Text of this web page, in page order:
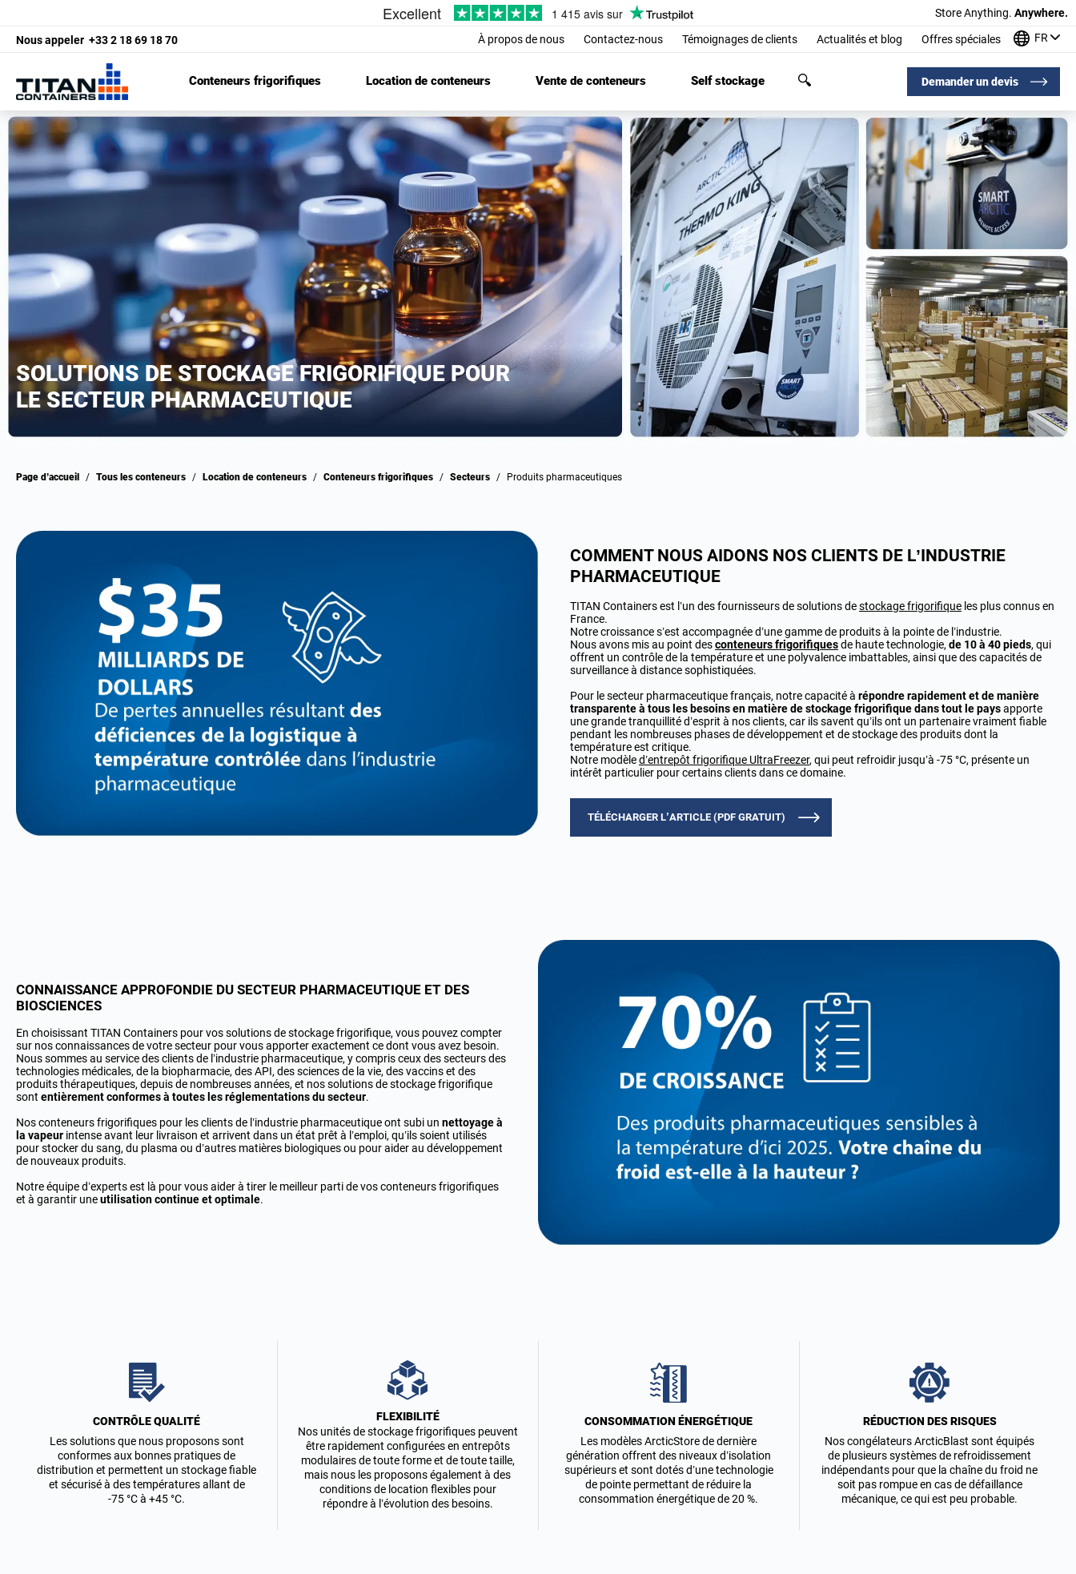
Store Anything. Anywhere.
Nous appeler +33 2 18 69 18 70 À propos de nous Contactez-nous Témoignages de clients Actualités et blog Offres spéciales FR
Conteneurs frigorifiques Location de conteneurs Vente de conteneurs Self stockage Demander un devis
SOLUTIONS DE STOCKAGE FRIGORIFIQUE POUR
LE SECTEUR PHARMACEUTIQUE
Page d’accueil / Tous les conteneurs / Location de conteneurs / Conteneurs frigorifiques / Secteurs / Produits pharmaceutiques
COMMENT NOUS AIDONS NOS CLIENTS DE L’INDUSTRIE
PHARMACEUTIQUE
TITAN Containers est l’un des fournisseurs de solutions destockage frigorifique les plus connus en
France.
Notre croissance s’est accompagnée d’une gamme de produits à la pointe de l’industrie.
Nous avons mis au point desconteneurs frigorifiquesde haute technologie,de 10 à 40 pieds, qui
offrent un contrôle de la température et une polyvalence imbattables, ainsi que des capacités de
surveillance à distance sophistiquées.
Pour le secteur pharmaceutique français, notre capacité à répondre rapidement et de manière
transparente à tous les besoins en matière de stockage frigorifique dans tout le paysapporte
une grande tranquillité d’esprit à nos clients, car ils savent qu’ils ont un partenaire vraiment fiable
pendant les nombreuses phases de développement et de stockage des produits dont la
température est critique.
Notre modèled’entrepôt frigorifique UltraFreezer, qui peut refroidir jusqu’à -75 °C, présente un
intérêt particulier pour certains clients dans ce domaine.
TÉLÉCHARGER L’ARTICLE (PDF GRATUIT)
CONNAISSANCE APPROFONDIE DU SECTEUR PHARMACEUTIQUE ET DES
BIOSCIENCES
En choisissant TITAN Containers pour vos solutions de stockage frigorifique, vous pouvez compter
sur nos connaissances de votre secteur pour vous apporter exactement ce dont vous avez besoin.
Nous sommes au service des clients de l’industrie pharmaceutique, y compris ceux des secteurs des
technologies médicales, de la biopharmacie, des API, des sciences de la vie, des vaccins et des
produits thérapeutiques, depuis de nombreuses années, et nos solutions de stockage frigorifique
sont entièrement conformes à toutes les réglementations du secteur.
Nos conteneurs frigorifiques pour les clients de l’industrie pharmaceutique ont subi un nettoyage à
la vapeur intense avant leur livraison et arrivent dans un état prêt à l’emploi, qu’ils soient utilisés
pour stocker du sang, du plasma ou d’autres matières biologiques ou pour aider au développement
de nouveaux produits.
Notre équipe d’experts est là pour vous aider à tirer le meilleur parti de vos conteneurs frigorifiques
et à garantir uneutilisation continue et optimale.
CONTRÔLE QUALITÉ
Les solutions que nous proposons sont
conformes aux bonnes pratiques de
distribution et permettent un stockage fiable
et sécurisé à des températures allant de
-75 °C à +45 °C.
FLEXIBILITÉ
Nos unités de stockage frigorifiques peuvent
être rapidement configurées en entrepôts
modulaires de toute forme et de toute taille,
mais nous les proposons également à des
conditions de location flexibles pour
répondre à l’évolution des besoins.
CONSOMMATION ÉNERGÉTIQUE
Les modèles ArcticStore de dernière
génération offrent des niveaux d’isolation
supérieurs et sont dotés d’une technologie
de pointe permettant de réduire la
consommation énergétique de 20 %.
RÉDUCTION DES RISQUES
Nos congélateurs ArcticBlast sont équipés
de plusieurs systèmes de refroidissement
indépendants pour que la chaîne du froid ne
soit pas rompue en cas de défaillance
mécanique, ce qui est peu probable.